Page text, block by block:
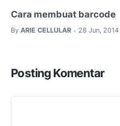
Cara membuat barcode
By ARIE CELLULAR • 28 Jun, 2014
Posting Komentar